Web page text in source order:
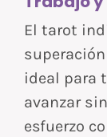
El tarot
ideal para
avanzar
esfuerzo